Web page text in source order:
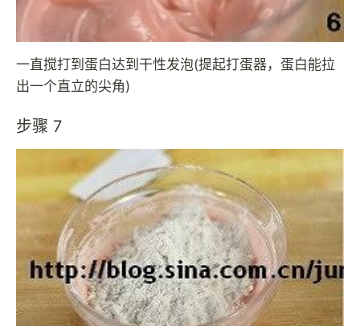
一直搅打到蛋白达到干性发泡(提起打蛋器，蛋白能拉
出一个直立的尖角)
步骤 7